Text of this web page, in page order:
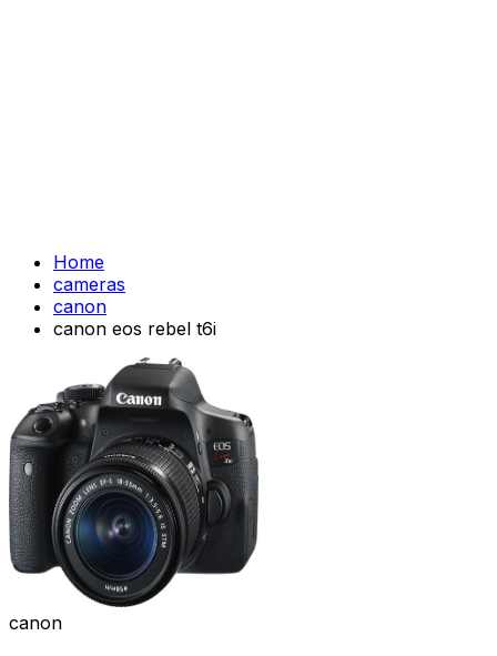
Home
cameras
canon
canon eos rebel t6i
canon